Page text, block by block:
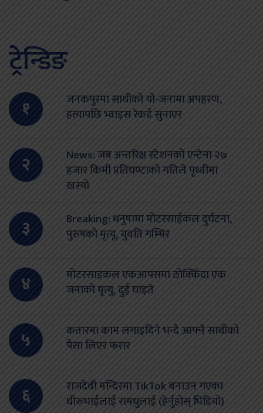
ट्रेन्डिङ
१
जनकपुरमा साथीको यो-जनामा अपहरण,
हत्यापछि भ्वाइस रेकर्ड सुनाएर
२
News: जब अन्तरिक्ष स्टेशनको एन्टेना २७
हजार किमी प्रतिघण्टाको गतिले पृथ्वीमा
खस्यो
३
Breaking: धनुषामा मोटरसाईकल दुर्घटना,
पुरुषको मृत्यू, युवति गम्भिर
४
मोटरसाइकल एकआपसमा ठोक्किँदा एक
जनाको मृत्यु, दुई घाइते
५
कतारमा काम लगाइदिने भन्दै आफ्नै साथीको
पैसा लिएर फरार
६
राजदेवी मन्दिरमा TikTok बनाउन गएका
धीरुभाईलाई रामधुलाई (हेर्नुहोस् भिडियो)